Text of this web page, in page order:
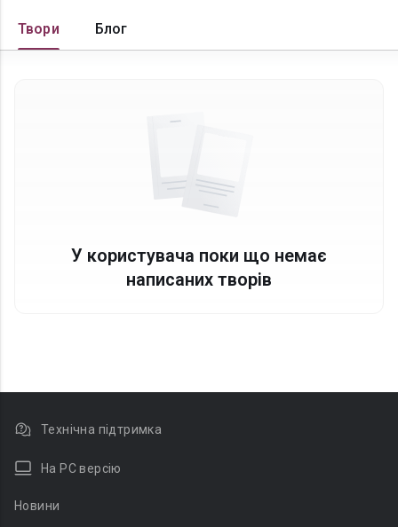
Твори Блог
У користувача поки що немає
написаних творів
Технічна підтримка
На PC версію
Новини